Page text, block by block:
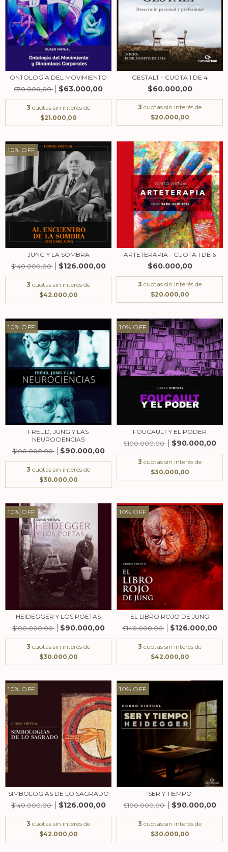
ONTOLOGÍA DEL MOVIMIENTO
$70.000,00
$63.000,00
3 cuotas sin interés de
$21.000,00
GESTALT - CUOTA 1 DE 4
$60.000,00
3 cuotas sin interés de
$20.000,00
10% OFF
JUNG Y LA SOMBRA
$140.000,00
$126.000,00
3 cuotas sin interés de
$42.000,00
ARTETERAPIA - CUOTA 1 DE 6
$60.000,00
3 cuotas sin interés de
$20.000,00
10% OFF
FREUD, JUNG Y LAS
NEUROCIENCIAS
$100.000,00
$90.000,00
3 cuotas sin interés de
$30.000,00
10% OFF
FOUCAULT Y EL PODER
$100.000,00
$90.000,00
3 cuotas sin interés de
$30.000,00
10% OFF
HEIDEGGER Y LOS POETAS
$100.000,00
$90.000,00
3 cuotas sin interés de
$30.000,00
10% OFF
EL LIBRO ROJO DE JUNG
$140.000,00
$126.000,00
3 cuotas sin interés de
$42.000,00
10% OFF
SIMBOLOGÍAS DE LO SAGRADO
$140.000,00
$126.000,00
3 cuotas sin interés de
$42.000,00
10% OFF
SER Y TIEMPO
$100.000,00
$90.000,00
3 cuotas sin interés de
$30.000,00